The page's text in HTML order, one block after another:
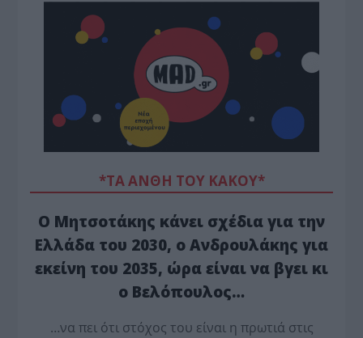
*ΤΑ ΆΝΘΗ ΤΟΥ ΚΑΚΟΎ*
Ο Μητσοτάκης κάνει σχέδια για την
Ελλάδα του 2030, ο Ανδρουλάκης για
εκείνη του 2035, ώρα είναι να βγει κι
ο Βελόπουλος…
…να πει ότι στόχος του είναι η πρωτιά στις